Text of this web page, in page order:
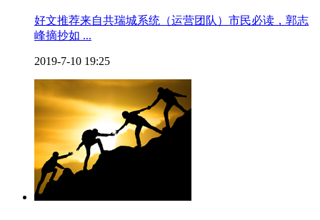
好文推荐来自共瑞城系统（运营团队）市民必读，郭志
峰摘抄如 ...
2019-7-10 19:25